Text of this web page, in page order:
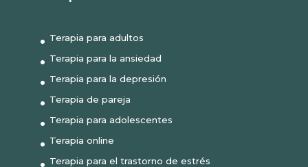
Terapia para adultos
Terapia para la ansiedad
Terapia para la depresión
Terapia de pareja
Terapia para adolescentes
Terapia online
Terapia para el trastorno de estrés